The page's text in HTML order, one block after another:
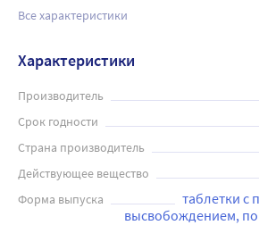
Все характеристики
Характеристики
Производитель
Срок годности
Страна производитель
Действующее вещество
Форма выпуска
таблетки с
высвобождением,